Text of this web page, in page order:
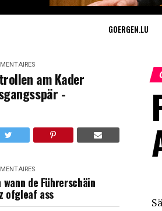
GOERGEN.LU
am Kader
-
wann de Führerschäin
ofgleaf ass